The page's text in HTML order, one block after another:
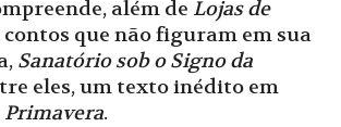
além de Lojas de
contos que não figuram em sua
Sanatório sob o Signo da
eles, um texto inédito em
Primavera.